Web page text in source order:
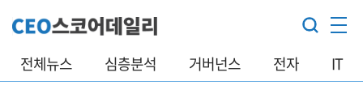
전체뉴스 심층분석 거버넌스 전자 IT